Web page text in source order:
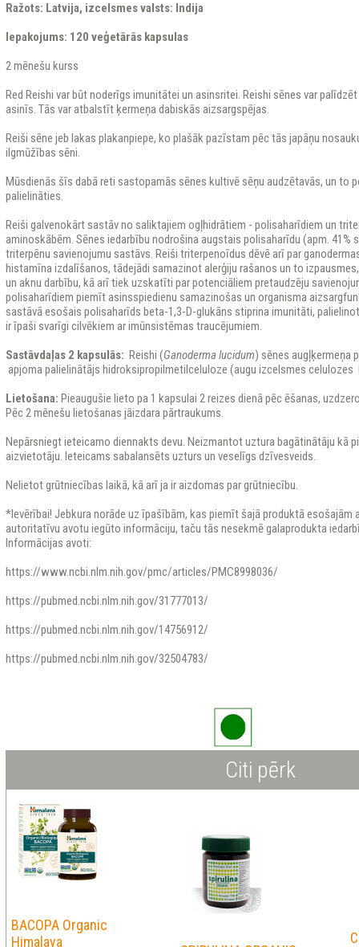
Ražots: Latvija, izcelsmes valsts: Indija
Iepakojums: 120 veģetārās kapsulas
2 mēnešu kurss
Red Reishi var būt noderīgs imunitātei un asinsritei. Reishi sēnes var
asinīs. Tās var atbalstīt ķermeņa dabiskās aizsargspējas.
Reiši sēne jeb lakas plakanpiepe, ko plašāk pazīstam pēc tās japāņu
ilgmūžības sēni.
Mūsdienās šīs dabā reti sastopamās sēnes kultivē sēņu audzētavās, un to
palielināties.
Reiši galvenokārt sastāv no saliktajiem ogļhidrātiem - polisaharīdiem un
aminoskābēm. Sēnes iedarbību nodrošina augstais polisaharīdu (apm. 41%
triterpēnu savienojumu sastāvs. Reiši triterpenoīdus dēvē arī par
histamīna izdalīšanos, tādejādi samazinot alerģiju rašanos un to
un aknu darbību, kā arī tiek uzskatīti par potenciāliem pretaudzēju
polisaharīdiem piemīt asinsspiedienu samazinošas un organisma
sastāvā esošais polisaharīds beta-1,3-D-glukāns stiprina imunitāti,
ir īpaši svarīgi cilvēkiem ar imūnsistēmas traucējumiem.
Sastāvdaļas 2 kapsulās: Reishi (Ganoderma lucidum) sēnes augļķermeņa
apjoma palielinātājs hidroksipropilmetilceluloze (augu izcelsmes celulozes
Lietošana: Pieaugušie lieto pa 1 kapsulai 2 reizes dienā pēc ēšanas,
Pēc 2 mēnešu lietošanas jāizdara pārtraukums.
Nepārsniegt ieteicamo diennakts devu. Neizmantot uztura bagātinātāju kā
aizvietotāju. Ieteicams sabalansēts uzturs un veselīgs dzīvesveids.
Nelietot grūtniecības laikā, kā arī ja ir aizdomas par grūtniecību.
*Ievērībai! Jebkura norāde uz īpašībām, kas piemīt šajā produktā esošajām
autoritatīvu avotu iegūto informāciju, taču tās nesekmē galaprodukta
Informācijas avoti:
https://www.ncbi.nlm.nih.gov/pmc/articles/PMC8998036/
https://pubmed.ncbi.nlm.nih.gov/31777013/
https://pubmed.ncbi.nlm.nih.gov/14756912/
https://pubmed.ncbi.nlm.nih.gov/32504783/
Citi pērk
BACOPA Organic
Himalaya